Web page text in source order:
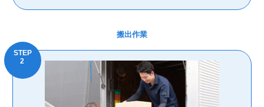
搬出作業